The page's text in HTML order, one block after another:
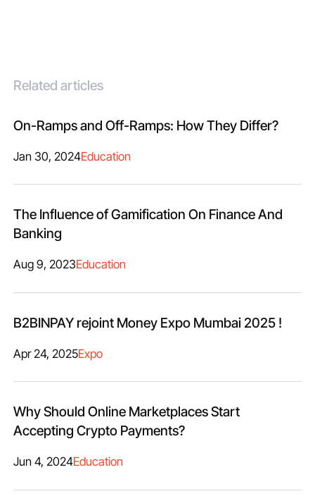
Related articles
On-Ramps and Off-Ramps: How They Differ?
Jan 30, 2024Education
The Influence of Gamification On Finance And
Banking
Aug 9, 2023Education
B2BINPAY rejoint Money Expo Mumbai 2025 !
Apr 24, 2025Expo
Why Should Online Marketplaces Start
Accepting Crypto Payments?
Jun 4, 2024Education